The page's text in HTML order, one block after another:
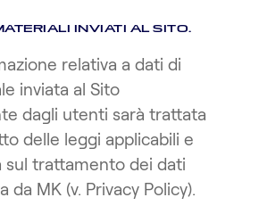
INVIATI AL SITO.
relativa a dati di
inviata al Sito
dagli utenti sarà trattata
delle leggi applicabili e
sul trattamento dei dati
da MK (v. Privacy Policy).